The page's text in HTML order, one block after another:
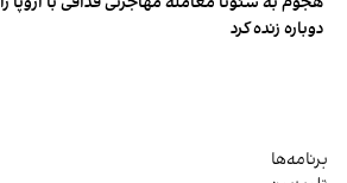
دوباره زنده کرد
برنامه‌ها